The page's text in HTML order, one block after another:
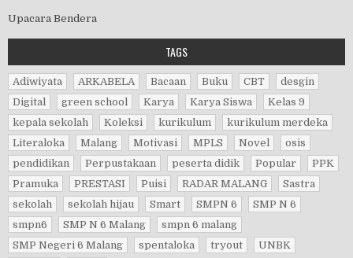
Upacara Bendera
TAGS
Adiwiyata ARKABELA Bacaan Buku CBT
desgin
Digital
green school Karya Karya Siswa
Kelas 9
kepala sekolah
Koleksi kurikulum
kurikulum merdeka
Literaloka
Malang Motivasi MPLS Novel
osis
pendidikan
Perpustakaan peserta didik Popular
PPK
Pramuka
PRESTASI Puisi RADAR MALANG
Sastra
sekolah
sekolah hijau Smart SMPN 6
SMP N 6
smpn6
SMP N 6 Malang
smpn 6 malang
SMP Negeri 6 Malang
spentaloka tryout
UNBK